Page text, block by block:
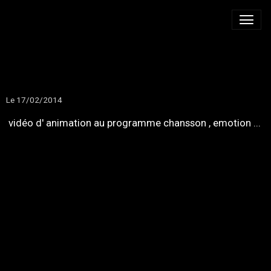
Le 17/02/2014
vidéo d' animation au programme chansson , emotion ...